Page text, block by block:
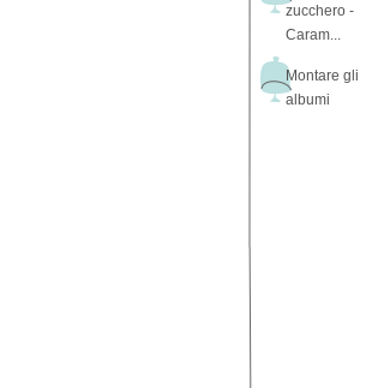
zucchero -
Caram...
Montare gli
albumi